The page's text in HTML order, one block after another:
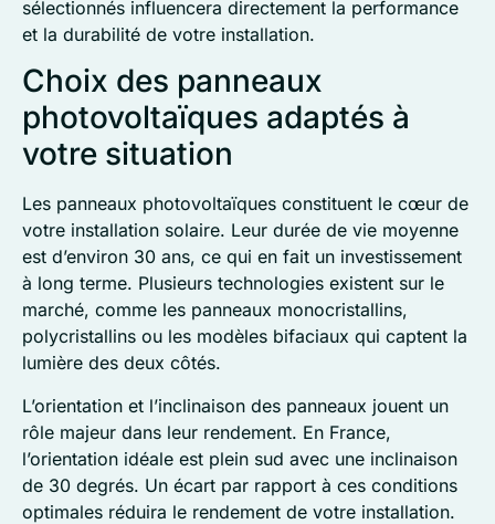
sélectionnés influencera directement la performance
et la durabilité de votre installation.
Choix des panneaux
photovoltaïques adaptés à
votre situation
Les panneaux photovoltaïques constituent le cœur de
votre installation solaire. Leur durée de vie moyenne
est d’environ 30 ans, ce qui en fait un investissement
à long terme. Plusieurs technologies existent sur le
marché, comme les panneaux monocristallins,
polycristallins ou les modèles bifaciaux qui captent la
lumière des deux côtés.
L’orientation et l’inclinaison des panneaux jouent un
rôle majeur dans leur rendement. En France,
l’orientation idéale est plein sud avec une inclinaison
de 30 degrés. Un écart par rapport à ces conditions
optimales réduira le rendement de votre installation.